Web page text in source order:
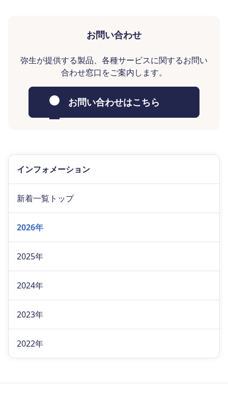
お問い合わせ
弥生が提供する製品、各種サービスに関するお問い
合わせ窓口をご案内します。
お問い合わせはこちら
インフォメーション
新着一覧トップ
2026年
2025年
2024年
2023年
2022年